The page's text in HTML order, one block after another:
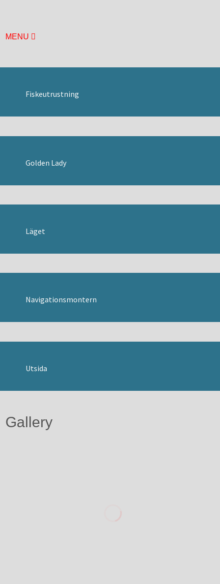
MENU
MUSEIFÖRENINGEN
BÅTHALLEN
LÄGET
KONTAKT
SVENSKA
Engelska
Fiskeutrustning
Golden Lady
Läget
Navigationsmontern
Utsida
Gallery